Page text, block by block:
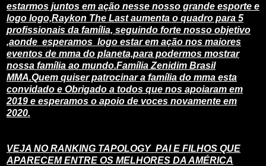
estarmos juntos em ação nesse nosso grande esporte e
logo logo,Raykon The Last aumenta o quadro para 5
profissionais da família, seguindo forte nosso objetivo
,aonde esperamos logo estar em ação nos maiores
eventos de mma do planeta,para podermos mostrar
nossa família ao mundo.Família Zenidim Brasil
MMA.Quem quiser patrocinar a família do mma esta
convidado e Obrigado a todos que nos apoiaram em
2019 e esperamos o apoio de voces novamente em
2020.
VEJA NO RANKING TAPOLOGY PAI E FILHOS QUE
APARECEM ENTRE OS MELHORES DA AMÉRICA